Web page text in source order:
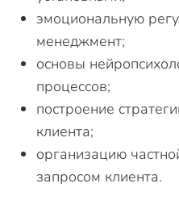
эмоциональную
менеджмент;
основы
процессов;
построение
клиента;
организацию
запросом клиента.